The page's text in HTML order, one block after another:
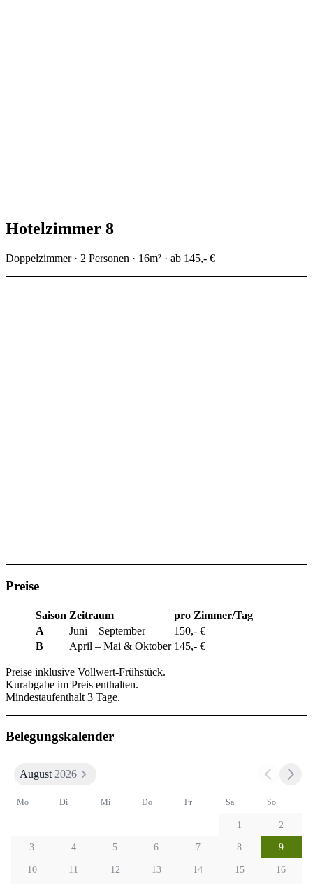
Hotelzimmer 8
Doppelzimmer · 2 Personen · 16m² · ab 145,- €
Preise
Saison Zeitraum
pro Zimmer/Tag
A
Juni – September
150,- €
B
April – Mai & Oktober 145,- €
Preise inklusive Vollwert-Frühstück.
Kurabgabe im Preis enthalten.
Mindestaufenthalt 3 Tage.
Belegungskalender
August 2026
Mo Di Mi Do Fr Sa So
1 2
3 4 5 6 7 8 9
10 11 12 13 14 15 16